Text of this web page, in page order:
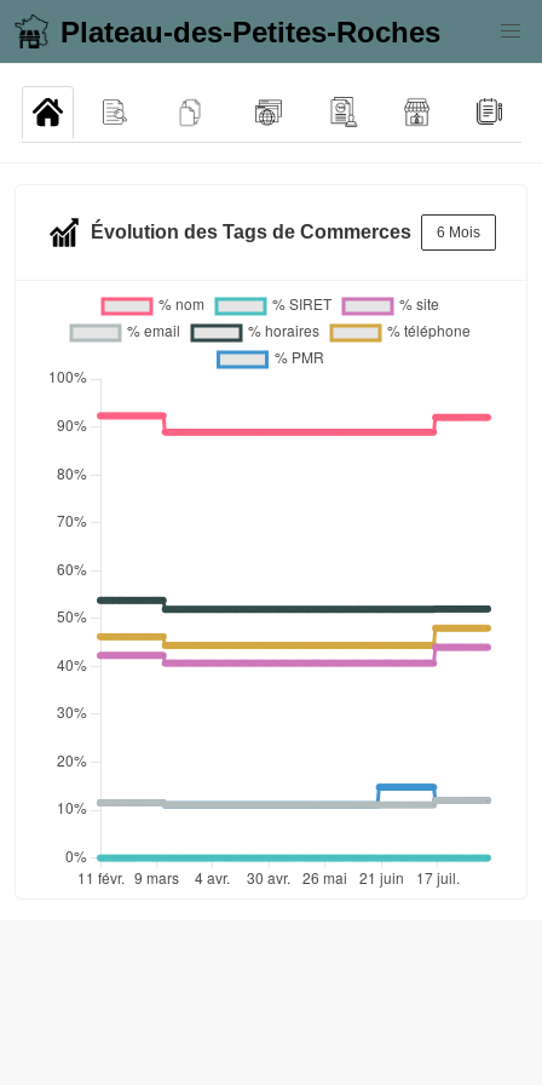
Plateau-des-Petites-Roches
Évolution des Tags de Commerces 6 Mois